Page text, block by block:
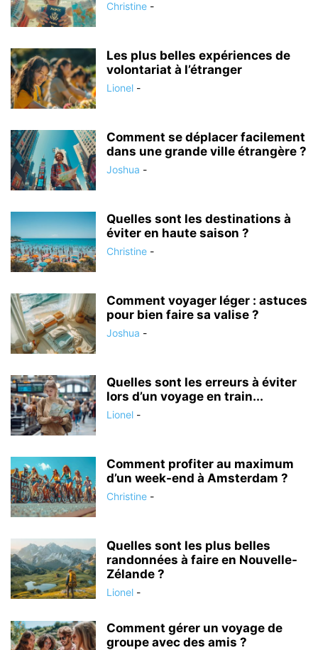
Christine -
Les plus belles expériences de
volontariat à l’étranger
Lionel -
Comment se déplacer facilement
dans une grande ville étrangère ?
Joshua -
Quelles sont les destinations à
éviter en haute saison ?
Christine -
Comment voyager léger : astuces
pour bien faire sa valise ?
Joshua -
Quelles sont les erreurs à éviter
lors d’un voyage en train...
Lionel -
Comment profiter au maximum
d’un week-end à Amsterdam ?
Christine -
Quelles sont les plus belles
randonnées à faire en Nouvelle-
Zélande ?
Lionel -
Comment gérer un voyage de
groupe avec des amis ?